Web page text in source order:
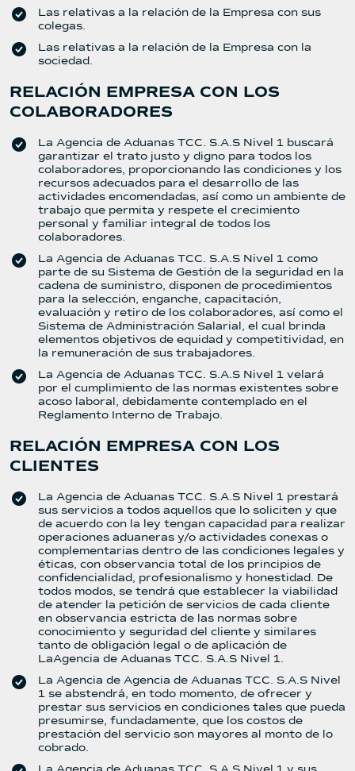
Las relativas a la relación de la Empresa con sus
colegas.
Las relativas a la relación de la Empresa con la
sociedad.
RELACIÓN EMPRESA CON LOS
COLABORADORES
La Agencia de Aduanas TCC. S.A.S Nivel 1 buscará
garantizar el trato justo y digno para todos los
colaboradores, proporcionando las condiciones y los
recursos adecuados para el desarrollo de las
actividades encomendadas, así como un ambiente de
trabajo que permita y respete el crecimiento
personal y familiar integral de todos los
colaboradores.
La Agencia de Aduanas TCC. S.A.S Nivel 1 como
parte de su Sistema de Gestión de la seguridad en la
cadena de suministro, disponen de procedimientos
para la selección, enganche, capacitación,
evaluación y retiro de los colaboradores, así como el
Sistema de Administración Salarial, el cual brinda
elementos objetivos de equidad y competitividad, en
la remuneración de sus trabajadores.
La Agencia de Aduanas TCC. S.A.S Nivel 1 velará
por el cumplimiento de las normas existentes sobre
acoso laboral, debidamente contemplado en el
Reglamento Interno de Trabajo.
RELACIÓN EMPRESA CON LOS
CLIENTES
La Agencia de Aduanas TCC. S.A.S Nivel 1 prestará
sus servicios a todos aquellos que lo soliciten y que
de acuerdo con la ley tengan capacidad para realizar
operaciones aduaneras y/o actividades conexas o
complementarias dentro de las condiciones legales y
éticas, con observancia total de los principios de
confidencialidad, profesionalismo y honestidad. De
todos modos, se tendrá que establecer la viabilidad
de atender la petición de servicios de cada cliente
en observancia estricta de las normas sobre
conocimiento y seguridad del cliente y similares
tanto de obligación legal o de aplicación de
LaAgencia de Aduanas TCC. S.A.S Nivel 1.
La Agencia de Agencia de Aduanas TCC. S.A.S Nivel
1 se abstendrá, en todo momento, de ofrecer y
prestar sus servicios en condiciones tales que pueda
presumirse, fundadamente, que los costos de
prestación del servicio son mayores al monto de lo
cobrado.